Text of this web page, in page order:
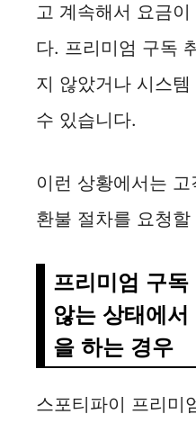
고 계속해서 요금
다. 프리미엄 구독
지 않았거나 시스
수 있습니다.
이런 상황에서는
환불 절차를 요청
프리미엄 구독
않는 상태에
을 하는 경우
스포티파이 프리미